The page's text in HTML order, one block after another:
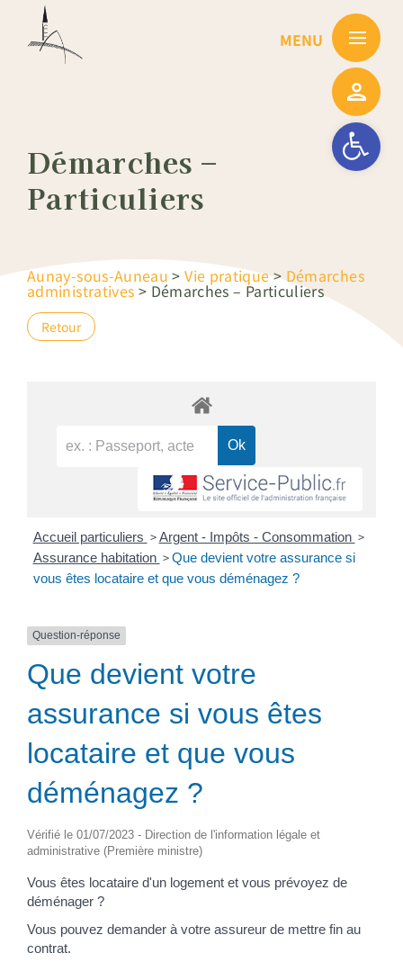
Ouvrir la
Démarches –
Particuliers
Aunay-sous-Auneau >Vie pratique>Démarches
administratives > Démarches – Particuliers
Retour
Accueil particuliers > Argent - Impôts - Consommation >
Assurance habitation > Que devient votre assurance si
vous êtes locataire et que vous déménagez ?
Question-réponse
Que devient votre
assurance si vous êtes
locataire et que vous
déménagez ?
Vérifié le 01/07/2023 - Direction de l'information légale et
administrative (Première ministre)
Vous êtes locataire d'un logement et vous prévoyez de
déménager ?
Vous pouvez demander à votre assureur de mettre fin au
contrat.